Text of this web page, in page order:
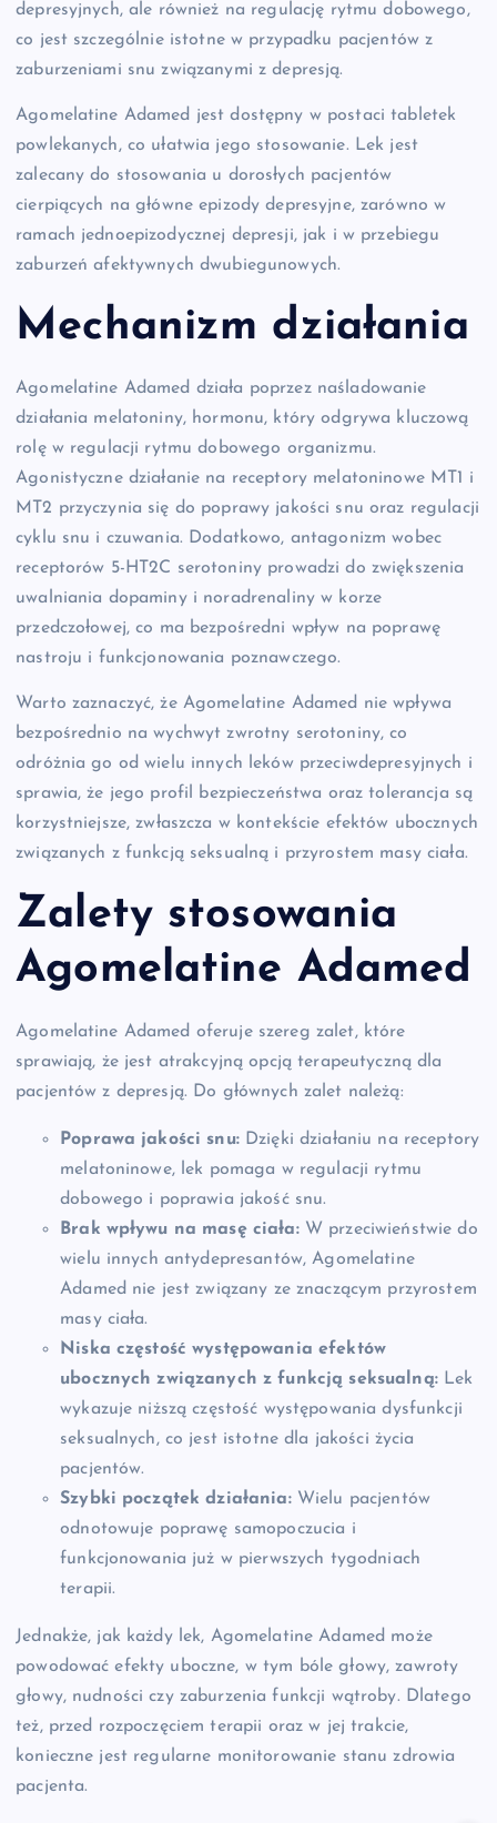
depresyjnych, ale również na regulację rytmu dobowego,
co jest szczególnie istotne w przypadku pacjentów z
zaburzeniami snu związanymi z depresją.
Agomelatine Adamed jest dostępny w postaci tabletek
powlekanych, co ułatwia jego stosowanie. Lek jest
zalecany do stosowania u dorosłych pacjentów
cierpiących na główne epizody depresyjne, zarówno w
ramach jednoepizodycznej depresji, jak i w przebiegu
zaburzeń afektywnych dwubiegunowych.
Mechanizm działania
Agomelatine Adamed działa poprzez naśladowanie
działania melatoniny, hormonu, który odgrywa kluczową
rolę w regulacji rytmu dobowego organizmu.
Agonistyczne działanie na receptory melatoninowe MT1 i
MT2 przyczynia się do poprawy jakości snu oraz regulacji
cyklu snu i czuwania. Dodatkowo, antagonizm wobec
receptorów 5-HT2C serotoniny prowadzi do zwiększenia
uwalniania dopaminy i noradrenaliny w korze
przedczołowej, co ma bezpośredni wpływ na poprawę
nastroju i funkcjonowania poznawczego.
Warto zaznaczyć, że Agomelatine Adamed nie wpływa
bezpośrednio na wychwyt zwrotny serotoniny, co
odróżnia go od wielu innych leków przeciwdepresyjnych i
sprawia, że jego profil bezpieczeństwa oraz tolerancja są
korzystniejsze, zwłaszcza w kontekście efektów ubocznych
związanych z funkcją seksualną i przyrostem masy ciała.
Zalety stosowania
Agomelatine Adamed
Agomelatine Adamed oferuje szereg zalet, które
sprawiają, że jest atrakcyjną opcją terapeutyczną dla
pacjentów z depresją. Do głównych zalet należą:
Poprawa jakości snu:Dzięki działaniu na receptory
melatoninowe, lek pomaga w regulacji rytmu
dobowego i poprawia jakość snu.
Brak wpływu na masę ciała:W przeciwieństwie do
wielu innych antydepresantów, Agomelatine
Adamed nie jest związany ze znaczącym przyrostem
masy ciała.
Niska częstość występowania efektów
ubocznych związanych z funkcją seksualną:Lek
wykazuje niższą częstość występowania dysfunkcji
seksualnych, co jest istotne dla jakości życia
pacjentów.
Szybki początek działania:Wielu pacjentów
odnotowuje poprawę samopoczucia i
funkcjonowania już w pierwszych tygodniach
terapii.
Jednakże, jak każdy lek, Agomelatine Adamed może
powodować efekty uboczne, w tym bóle głowy, zawroty
głowy, nudności czy zaburzenia funkcji wątroby. Dlatego
też, przed rozpoczęciem terapii oraz w jej trakcie,
konieczne jest regularne monitorowanie stanu zdrowia
pacjenta.